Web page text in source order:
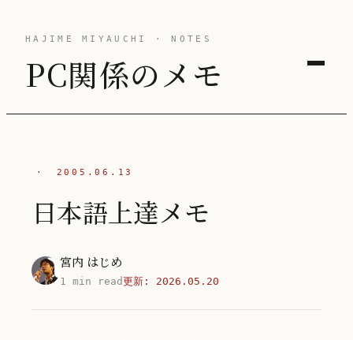
HAJIME MIYAUCHI · NOTES
PC関係のメモ
· 2005.06.13
日本語上達メモ
宮内 はじめ
1 min read更新: 2026.05.20